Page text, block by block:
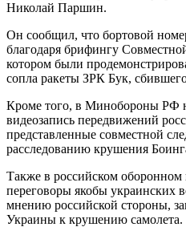
Николай Паршин.
Он сообщил, что бортовой
благодаря брифингу
котором были
сопла ракеты ЗРК Бук,
Кроме того, в Минобороны РФ
видеозапись передвижений
представленные совместной
расследованию крушения
Также в российском оборонном
переговоры якобы украинских
мнению российской стороны,
Украины к крушению самолета.